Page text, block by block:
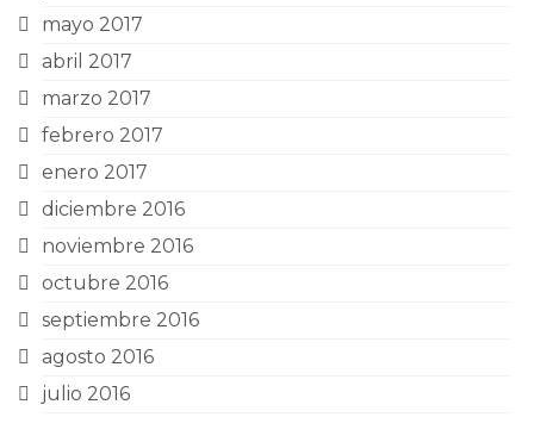
mayo 2017
abril 2017
marzo 2017
febrero 2017
enero 2017
diciembre 2016
noviembre 2016
octubre 2016
septiembre 2016
agosto 2016
julio 2016